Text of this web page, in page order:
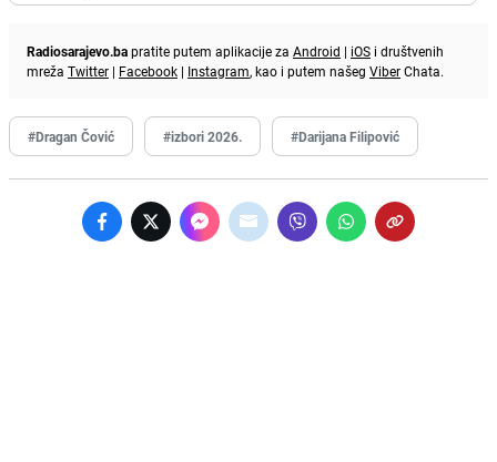
Radiosarajevo.bapratite putem aplikacije za Android | iOS i društvenih
mreža Twitter | Facebook | Instagram, kao i putem našeg ViberChata.
#Dragan Čović #izbori 2026. #Darijana Filipović